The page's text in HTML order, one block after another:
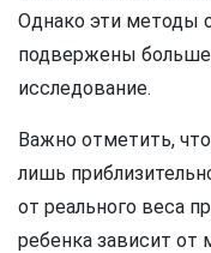
Однако эти методы
подвержены
исследование.
Важно отметить,
лишь
от реального веса
ребенка зависит от